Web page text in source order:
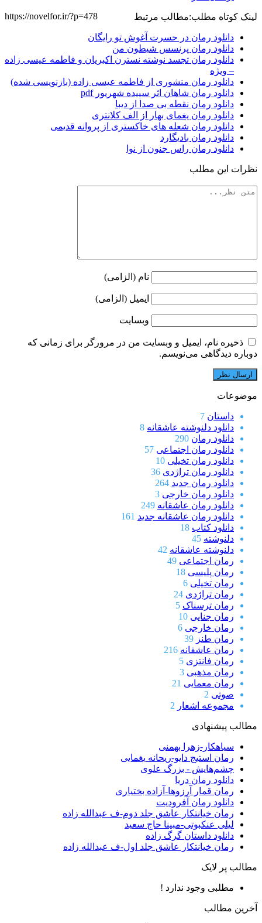
https://novelfor.ir/?p=478
لینک کوتاه مطلب:مطالب مرتبط
دانلود رمان در حسرت آغوش تو رایگان
دانلود رمان پرنسس شیطون من
دانلود رمان تجسد نوشته نسترن اکبریان و فاطمه عیسی زاده
– ویژه
دانلود رمان منشوری از فاطمه عیسی زاده (بازنویسی شده)
دانلود رمان شاهان اثر سپیده شهریور pdf
دانلود رمان نقطه بی صدا از دیبا
دانلود رمان یغمای بهار از الف کلانتری
دانلود رمان شعله های خاکستری از پروانه قدیمی
دانلود رمان بادیگارد
دانلود رمان راس جنون از نوا
نظرات این مطلب
نام (الزامی)
ایمیل (الزامی)
وبسایت
ذخیره نام، ایمیل و وبسایت من در مرورگر برای زمانی که
دوباره دیدگاهی می‌نویسم.
موضوعات
داستان 7
دانلود دلنوشته عاشقانه 8
دانلود رمان 290
دانلود رمان اجتماعی 57
دانلود رمان تخیلی 10
دانلود رمان تراژدی 36
دانلود رمان جدید 264
دانلود رمان خارجی 3
دانلود رمان عاشقانه 249
دانلود رمان عاشقانه جدید 161
دانلود کتاب 18
دلنوشته 45
دلنوشته عاشقانه 42
رمان اجتماعی 49
رمان پلیسی 18
رمان تخیلی 6
رمان تراژدی 24
رمان ترسناک 5
رمان جنایی 10
رمان خارجی 6
رمان طنز 39
رمان عاشقانه 216
رمان فانتزی 5
رمان مذهبی 3
رمان معمایی 21
صوتی 2
مجموعه اشعار 2
مطالب پیشنهادی
سیاهکار-زهرا بهمنی
رمان استیج دایو-ریحانه یغمایی
چشم‌هایش - بزرگ علوی
دانلود رمان دریا
رمان قمار آرزوها-آزاده بختیاری
دانلود رمان آفرودیت
رمان خیانتکار عاشق جلد دوم-ف عبدالله زاده
لیلی عنکبوتی-مبینا حاج سعید
دانلود داستان گرگ زاده
رمان خیانتکار عاشق جلد اول-ف عبدالله زاده
مطالب پر لایک
مطلبی وجود ندارد !
آخرین مطالب